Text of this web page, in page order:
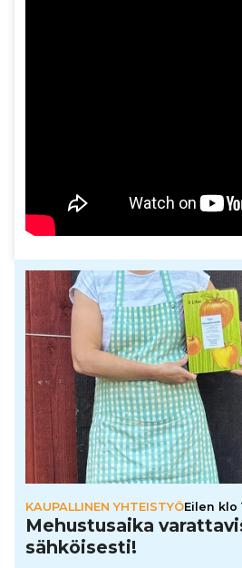
KAUPALLINEN YHTEISTYÖEilen klo
Mehus­tu­saika
säh­köi­sesti!